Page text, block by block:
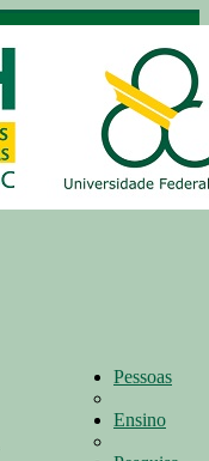
Pessoas
Ensino